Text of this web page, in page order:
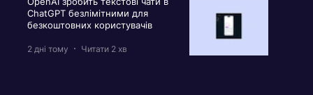
ChatGPT безлімітними для
безкоштовних користувачів
2 дні тому Читати 2 хв